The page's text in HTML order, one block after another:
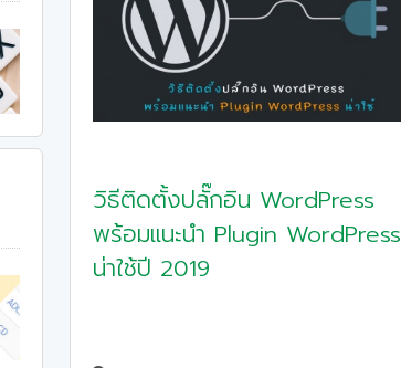
วิธีติดตั้งปลั๊กอิน WordPress
พร้อมแนะนำ Plugin WordPress
น่าใช้ปี 2019